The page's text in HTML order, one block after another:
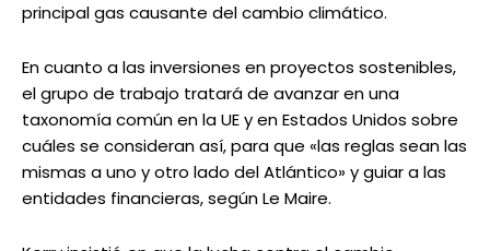
principal gas causante del cambio climático.
En cuanto a las inversiones en proyectos sostenibles,
el grupo de trabajo tratará de avanzar en una
taxonomía común en la UE y en Estados Unidos sobre
cuáles se consideran así, para que «las reglas sean las
mismas a uno y otro lado del Atlántico» y guiar a las
entidades financieras, según Le Maire.